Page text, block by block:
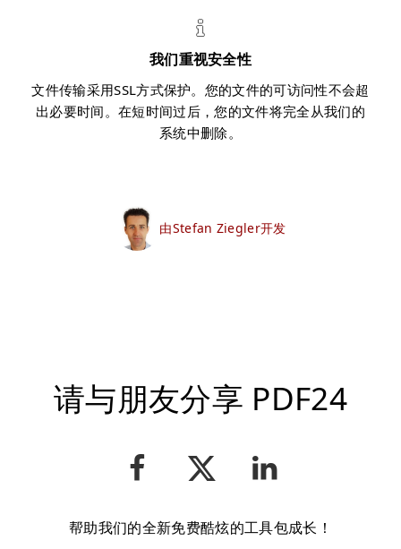
我们重视安全性
文件传输采用SSL方式保护。您的文件的可访问性不会超
出必要时间。在短时间过后，您的文件将完全从我们的
系统中删除。
由Stefan Ziegler开发
请与朋友分享 PDF24
帮助我们的全新免费酷炫的工具包成长！